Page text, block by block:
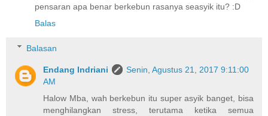
pensaran apa benar berkebun rasanya seasyik itu? :D
Balas
Balasan
Endang Indriani
Senin, Agustus 21, 2017 9:11:00
AM
Halow Mba, wah berkebun itu super asyik banget, bisa
menghilangkan stress, terutama ketika semua